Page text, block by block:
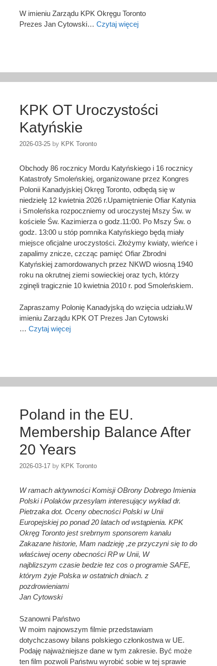
W imieniu Zarządu KPK Okręgu Toronto
Prezes Jan Cytowski… Czytaj więcej
KPK OT Uroczystości
Katyńskie
2026-03-25 by KPK Toronto
Obchody 86 rocznicy Mordu Katyńskiego i 16 rocznicy
Katastrofy Smoleńskiej, organizowane przez Kongres
Polonii Kanadyjskiej Okręg Toronto, odbędą się w
niedzielę 12 kwietnia 2026 r.Upamiętnienie Ofiar Katynia
i Smoleńska rozpoczniemy od uroczystej Mszy Św. w
kościele Św. Kazimierza o godz.11:00. Po Mszy Św. o
godz. 13:00 u stóp pomnika Katyńskiego będą miały
miejsce oficjalne uroczystości. Złożymy kwiaty, wieńce i
zapalimy znicze, czcząc pamięć Ofiar Zbrodni
Katyńskiej zamordowanych przez NKWD wiosną 1940
roku na okrutnej ziemi sowieckiej oraz tych, którzy
zginęli tragicznie 10 kwietnia 2010 r. pod Smoleńskiem.
Zapraszamy Polonię Kanadyjską do wzięcia udziału.W
imieniu Zarządu KPK OT Prezes Jan Cytowski
… Czytaj więcej
Poland in the EU.
Membership Balance After
20 Years
2026-03-17 by KPK Toronto
W ramach aktywności Komisji OBrony Dobrego Imienia
Polski i Polaków przesylam interesujący wykład dr.
Pietrzaka dot. Oceny obecności Polski w Unii
Europejskiej po ponad 20 latach od wstąpienia. KPK
Okręg Toronto jest srebrnym sponsorem kanalu
Zakazane historie, Mam nadzieję ,ze przyczyni się to do
właściwej oceny obecności RP w Unii, W
najblizszym czasie bedzie tez cos o programie SAFE,
którym żyje Polska w ostatnich dniach. z
pozdrowieniami
Jan Cytowski
Szanowni Państwo
W moim najnowszym filmie przedstawiam
dotychczasowy bilans polskiego członkostwa w UE.
Podaję najważniejsze dane w tym zakresie. Być może
ten film pozwoli Państwu wyrobić sobie w tej sprawie